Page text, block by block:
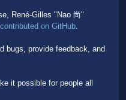
René-Gilles "Nao 尚"
contributed on GitHub.
bugs, provide feedback, and
it possible for people all